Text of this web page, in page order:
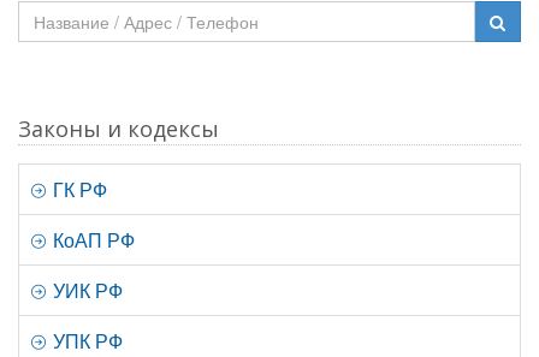
Законы и кодексы
ГК РФ
КоАП РФ
УИК РФ
УПК РФ